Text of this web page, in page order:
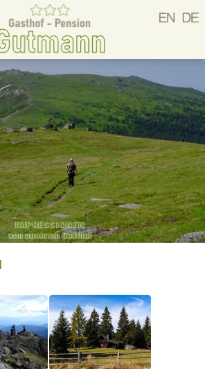
IMPRESSIONEN
von unserem Gasthof